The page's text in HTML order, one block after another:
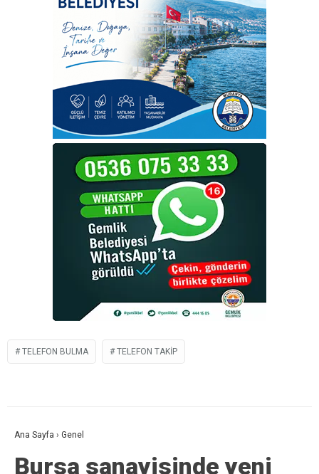
TELEFON BULMA TELEFON TAKIP
Ana Sayfa › Genel
Bursa sanayisinde yeni